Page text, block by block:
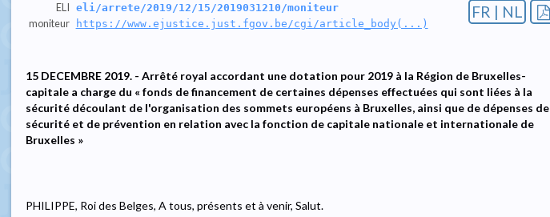
ELI eli/arrete/2019/12/15/2019031210/moniteur
moniteur https://www.ejustice.just.fgov.be/cgi/article_body(...)
FR | NL
15 DECEMBRE 2019. - Arrêté royal accordant une dotation pour 2019 à la Région de Bruxelles-
capitale a charge du « fonds de financement de certaines dépenses effectuées qui sont liées à la
sécurité découlant de l'organisation des sommets européens à Bruxelles, ainsi que de dépenses de
sécurité et de prévention en relation avec la fonction de capitale nationale et internationale de
Bruxelles »
PHILIPPE, Roi des Belges, A tous, présents et à venir, Salut.